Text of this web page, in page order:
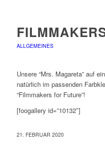
ALLGEMEINES
Unsere “Mrs. Magareta” auf
natürlich im passenden
“Filmmakers for Future”!
[foogallery id=”10132″]
21. FEBRUAR 2020